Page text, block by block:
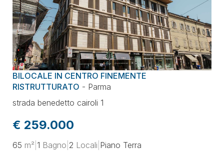
BILOCALE IN CENTRO FINEMENTE
RISTRUTTURATO - Parma
strada benedetto cairoli 1
€ 259.000
65 m² 1 Bagno 2 Locali Piano Terra